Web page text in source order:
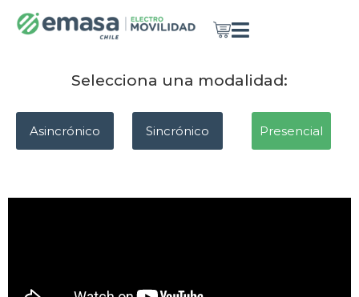
Selecciona una modalidad:
Asincrónico Sincrónico Presencial